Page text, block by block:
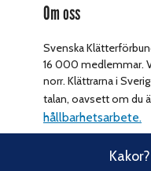
Om oss
Svenska
16 000 medlemmar.
norr. Klättrarna i
talan, oavsett om du
hållbarhetsarbete.